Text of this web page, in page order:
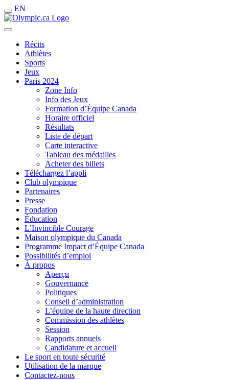
EN
Récits
Athlètes
Sports
Jeux
Paris 2024
Zone Info
Info des Jeux
Formation d’Équipe Canada
Horaire officiel
Résultats
Liste de départ
Carte interactive
Tableau des médailles
Acheter des billets
Téléchargez l’appli
Club olympique
Partenaires
Presse
Fondation
Éducation
L’Invincible Courage
Maison olympique du Canada
Programme Impact d’Équipe Canada
Possibilités d’emploi
À propos
Aperçu
Gouvernance
Politiques
Conseil d’administration
L’équipe de la haute direction
Commission des athlètes
Session
Rapports annuels
Candidature et accueil
Le sport en toute sécurité
Utilisation de la marque
Contactez-nous